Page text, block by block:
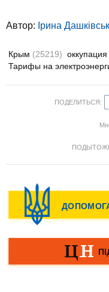
Автор: Ірина
Крым (25219) оккупация
Тарифы на
ПОДЕЛИТЬСЯ: